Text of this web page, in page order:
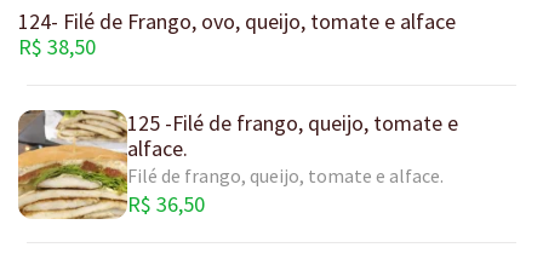
124- Filé de Frango, ovo, queijo, tomate e alface
R$ 38,50
125 -Filé de frango, queijo, tomate e
alface.
Filé de frango, queijo, tomate e alface.
R$ 36,50